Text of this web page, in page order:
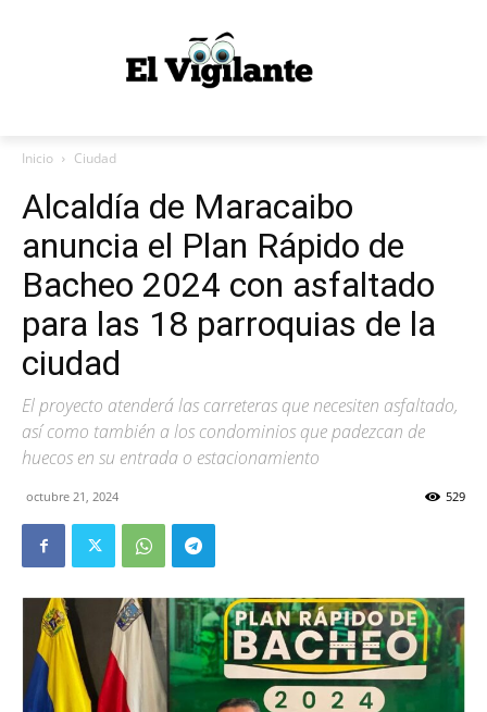
Inicio Ciudad
Alcaldía de Maracaibo
anuncia el Plan Rápido de
Bacheo 2024 con asfaltado
para las 18 parroquias de la
ciudad
El proyecto atenderá las carreteras que necesiten asfaltado,
así como también a los condominios que padezcan de
huecos en su entrada o estacionamiento
octubre 21, 2024 529